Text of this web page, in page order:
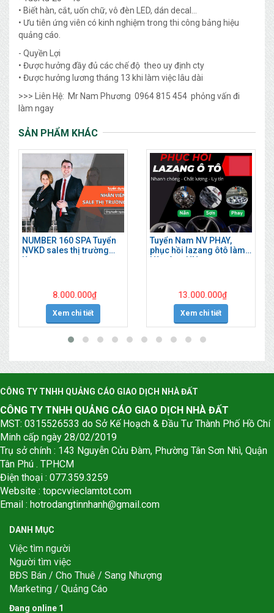
• Biết hàn, cắt, uốn chữ, vô đèn LED, dán decal...
• Ưu tiên ứng viên có kinh nghiệm trong thi công bảng hiệu
quảng cáo.
- Quyền Lợi
• Được hưởng đầy đủ các chế độ theo uy định cty
• Được hưởng lương tháng 13 khi làm việc lâu dài
>>> Liên Hệ: Mr Nam Phương 0964 815 454 phỏng vấn đi
làm ngay
SẢN PHẨM KHÁC
NUMBER 160 SPA Tuyển
NVKD sales thị trường
làm ngay
8.000.000₫
Xem chi tiết
Tuyển Nam NV PHAY,
phục hồi lazang ôtô làm
Hà Đông HN
13.000.000₫
Xem chi tiết
CÔNG TY TNHH QUẢNG CÁO GIAO DỊCH NHÀ ĐẤT
CÔNG TY TNHH QUẢNG CÁO GIAO DỊCH NHÀ ĐẤT
MST: 0315526533 do Sở Kế Hoạch & Đầu Tư Thành Phố Hồ Chí
Minh cấp ngày 28/02/2019
Trụ sở chính : 143 Nguyễn Cửu Đàm, Phường Tân Sơn Nhì, Quận
Tân Phú . TPHCM
Điện thoại : 077.359.3259
Website : topcvvieclamtot.com
Email : hotrodangtinnhanh@gmail.com
DANH MỤC
Việc tìm người
Người tìm việc
BĐS Bán / Cho Thuê / Sang Nhượng
Marketing / Quảng Cáo
Đang online 1